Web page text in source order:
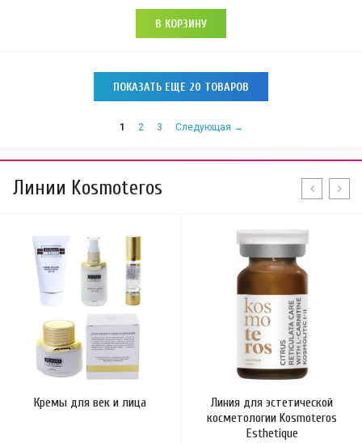
В КОРЗИНУ
ПОКАЗАТЬ ЕЩЕ 20 ТОВАРОВ
1 2 3 Следующая →
Линии Kosmoteros
Кремы для век и лица
Линия для эстетической
косметологии Kosmoteros
Esthetique